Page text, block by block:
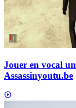
Jouer en vocal
Assassinyoutu.be